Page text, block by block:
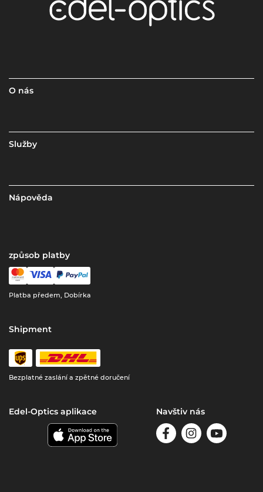
O nás
Služby
Nápověda
způsob platby
Platba předem, Dobírka
Shipment
Bezplatné zaslání a zpětné doručení
Edel-Optics aplikace Navštiv nás